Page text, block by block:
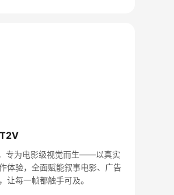
专为电影级视觉而生——以真实
体验，全面赋能叙事电影、广告
让每一帧都触手可及。